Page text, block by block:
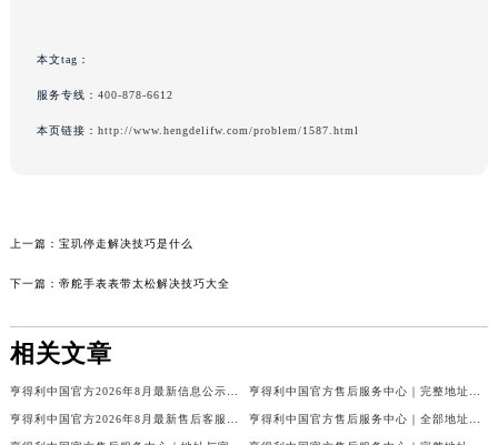
本文tag：
服务专线： 400-878-6612
本页链接： http://www.hengdelifw.com/problem/1587.html
上一篇： 宝玑停走解决技巧是什么
下一篇： 帝舵手表表带太松解决技巧大全
相关文章